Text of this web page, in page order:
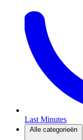
Last Minutes
Alle categorieën